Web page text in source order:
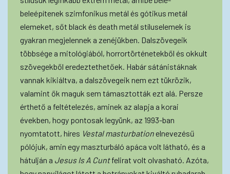
beleépítenek szimfonikus metál és gótikus metál
elemeket, sőt black és death metál stíluselemek is
gyakran megjelennek a zenéjükben. Dalszövegeik
többsége a mitológiából, horrortörténetekből és okkult
szövegekből eredeztethetőek. Habár sátánistáknak
vannak kikiáltva, a dalszövegeik nem ezt tükrözik,
valamint ők maguk sem támasztották ezt alá. Persze
érthető a feltételezés, aminek az alapja a korai
években, hogy pontosak legyünk, az 1993-ban
nyomtatott, híres Vestal masturbationelnevezésű
pólójuk, amin egy maszturbáló apáca volt látható, és a
hátulján a Jesus Is A Cuntfelirat volt olvasható. Azóta,